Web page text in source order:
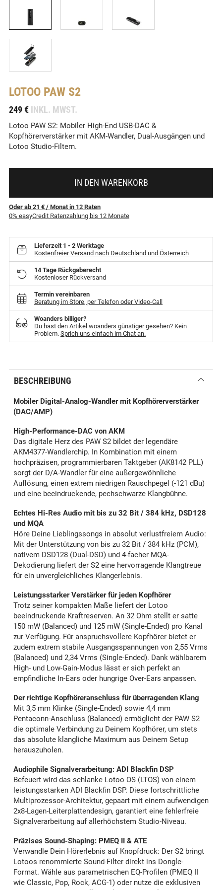
LOTOO PAW S2
249 € INKL. MWST.
Lotoo PAW S2: Mobiler High-End USB-DAC &
Kopfhörerverstärker mit AKM-Wandler, Dual-Ausgängen und
Lotoo Studio-Filtern.
IN DEN WARENKORB
Oder ab 21 € / Monatin 12 Raten
0% easyCredit Ratenzahlung bis 12 Monate
Lieferzeit 1 - 2 Werktage
Kostenfreier Versand nach Deutschland und Österreich
14 Tage Rückgaberecht
Kostenloser Rückversand
Termin vereinbaren
Beratung im Store, per Telefon oder Video-Call
Woanders billiger?
Du hast den Artikel woanders günstiger gesehen? Kein
Problem. Sprich uns einfach im Chat an.
BESCHREIBUNG
Mobiler Digital-Analog-Wandler mit Kopfhörerverstärker
(DAC/AMP)
High-Performance-DAC von AKM
Das digitale Herz des PAW S2 bildet der legendäre
AKM4377-Wandlerchip. In Kombination mit einem
hochpräzisen, programmierbaren Taktgeber (AK8142 PLL)
sorgt der D/A-Wandler für eine außergewöhnliche
Auflösung, einen extrem niedrigen Rauschpegel (-121 dBu)
und eine beeindruckende, pechschwarze Klangbühne.
Echtes Hi-Res Audio mit bis zu 32 Bit / 384 kHz, DSD128
und MQA
Höre Deine Lieblingssongs in absolut verlustfreiem Audio:
Mit der Unterstützung von bis zu 32 Bit / 384 kHz (PCM),
nativem DSD128 (Dual-DSD) und 4-facher MQA-
Dekodierung liefert der S2 eine hervorragende Klangtreue
für ein unvergleichliches Klangerlebnis.
Leistungsstarker Verstärker für jeden Kopfhörer
Trotz seiner kompakten Maße liefert der Lotoo
beeindruckende Kraftreserven. An 32 Ohm stellt er satte
150 mW (Balanced) und 125 mW (Single-Ended) pro Kanal
zur Verfügung. Für anspruchsvollere Kopfhörer bietet er
zudem extrem stabile Ausgangsspannungen von 2,55 Vrms
(Balanced) und 2,34 Vrms (Single-Ended). Dank wählbarem
High- und Low-Gain-Modus lässt er sich perfekt an
empfindliche In-Ears oder hungrige Over-Ears anpassen.
Der richtige Kopfhöreranschluss für überragenden Klang
Mit 3,5 mm Klinke (Single-Ended) sowie 4,4 mm
Pentaconn-Anschluss (Balanced) ermöglicht der PAW S2
die optimale Verbindung zu Deinem Kopfhörer, um stets
das absolute klangliche Maximum aus Deinem Setup
herauszuholen.
Audiophile Signalverarbeitung: ADI Blackfin DSP
Befeuert wird das schlanke Lotoo OS (LTOS) von einem
leistungsstarken ADI Blackfin DSP. Diese fortschrittliche
Multiprozessor-Architektur, gepaart mit einem aufwendigen
2x8-Lagen-Leiterplattendesign, garantiert eine fehlerfreie
Signalverarbeitung auf allerhöchstem Studio-Niveau.
Präzises Sound-Shaping: PMEQ II & ATE
Verwandle Dein Hörerlebnis auf Knopfdruck: Der S2 bringt
Lotoos renommierte Sound-Filter direkt ins Dongle-
Format. Wähle aus parametrischen EQ-Profilen (PMEQ II
wie Classic, Pop, Rock, ACG-1) oder nutze die exklusiven